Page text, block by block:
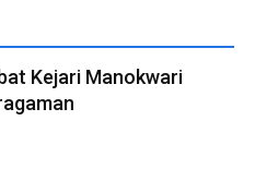
Kejari Manokwari